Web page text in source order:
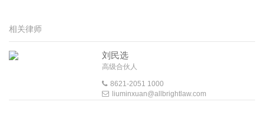
相关律师
刘民选
高级合伙人
8621-2051 1000
liuminxuan@allbrightlaw.com